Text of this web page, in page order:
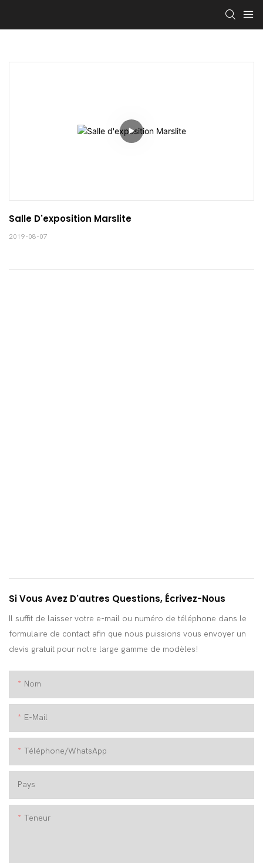
Salle D'exposition Marslite
2019-08-07
Si Vous Avez D'autres Questions, Écrivez-Nous
Il suffit de laisser votre e-mail ou numéro de téléphone dans le
formulaire de contact afin que nous puissions vous envoyer un
devis gratuit pour notre large gamme de modèles!
Nom
E-Mail
Téléphone/WhatsApp
Pays
Teneur